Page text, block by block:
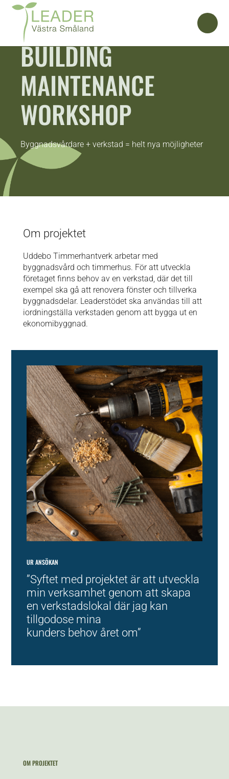
BUILDING
MAINTENANCE
WORKSHOP
Byggnadsvårdare + verkstad = helt nya möjligheter
Om projektet
Uddebo Timmerhantverk arbetar med
byggnadsvård och timmerhus. För att utveckla
företaget finns behov av en verkstad, där det till
exempel ska gå att renovera fönster och tillverka
byggnadsdelar. Leaderstödet ska användas till att
iordningställa verkstaden genom att bygga ut en
ekonomibyggnad.
UR ANSÖKAN
”Syftet med projektet är att utveckla
min verksamhet genom att skapa
en verkstadslokal där jag kan
tillgodose mina
kunders behov året om”
OM PROJEKTET